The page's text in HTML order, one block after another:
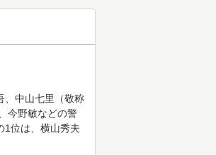
、中山七里（敬称
今野敏などの警
1位は、横山秀夫